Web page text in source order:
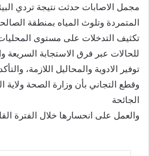
مجمل الاصابات حدثت نتيجة تردي
المتمردة وتلوث المياه بمنطقة
تكثيف التدخلات على مستوى
للحالات عبر فرق الاستجابة السريعة
توفير الادوية والمحاليل اللازمة،
وقطع التجاني بأن وزارة الصحة
الجائحة
والعمل على انحسارها خلال الفترة